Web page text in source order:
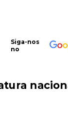
Siga-nos
no